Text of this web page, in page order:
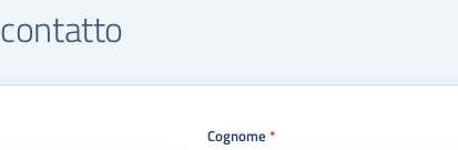
contatto
Cognome *